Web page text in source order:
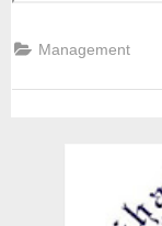
Management